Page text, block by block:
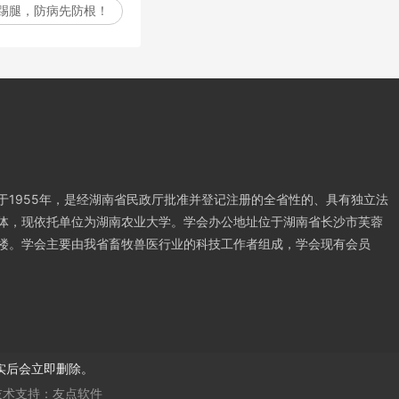
腿，防病先防根！
1955年，是经湖南省民政厅批准并登记注册的全省性的、具有独立法
，现依托单位为湖南农业大学。学会办公地址位于湖南省长沙市芙蓉
。学会主要由我省畜牧兽医行业的科技工作者组成，学会现有会员
会立即删除。
支持： 友点软件